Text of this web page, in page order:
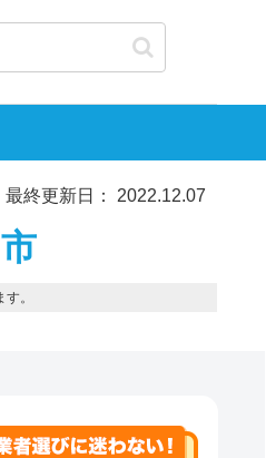
最終更新日： 2022.12.07
。